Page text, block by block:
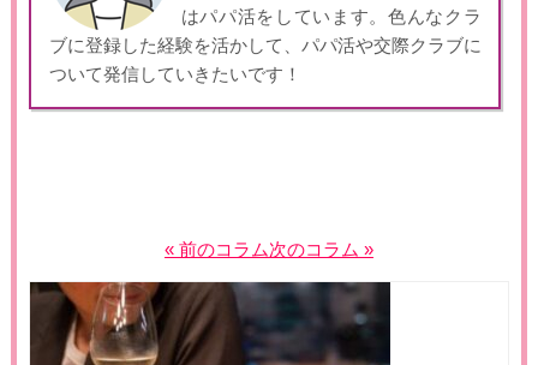
はパパ活をしています。色んなクラ
ブに登録した経験を活かして、パパ活や交際クラブに
ついて発信していきたいです！
« 前のコラム次のコラム »